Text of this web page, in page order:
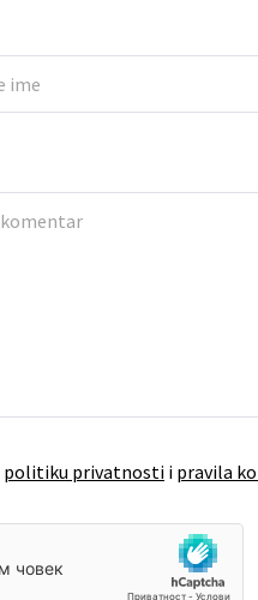
politiku privatnosti i pravila